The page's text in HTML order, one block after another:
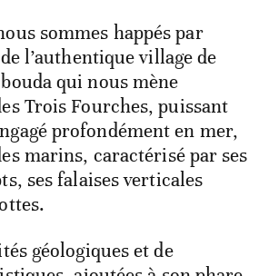
sommes happés par
l’authentique village de
qui nous mène
Trois Fourches, puissant
profondément en mer,
marins, caractérisé par ses
ses falaises verticales
géologiques et de